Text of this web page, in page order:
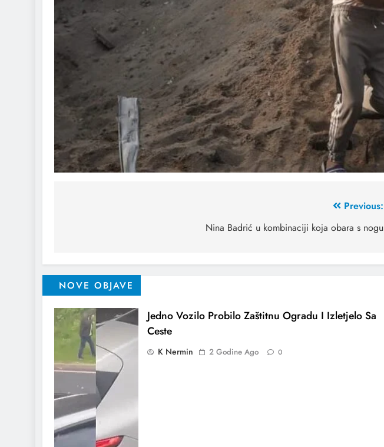
Previous:
Nina Badrić u kombinaciji koja obara s nogu
NOVE OBJAVE
Jedno Vozilo Probilo Zaštitnu Ogradu I Izletjelo Sa
Ceste
K Nermin 2 Godine Ago 0